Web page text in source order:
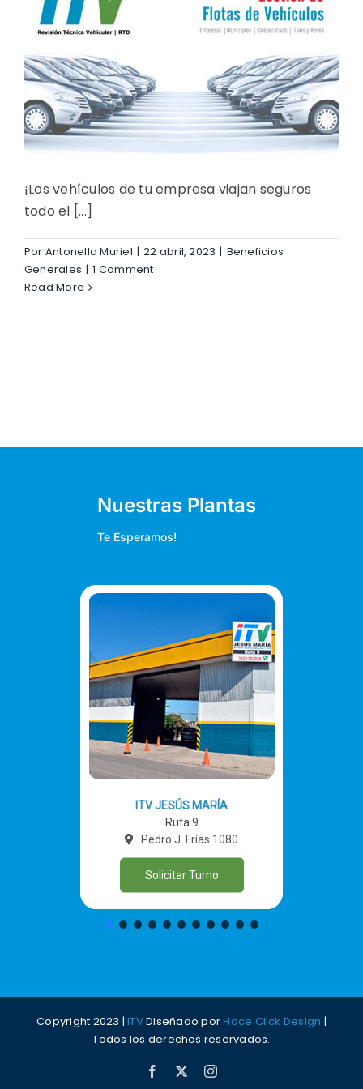
¡Los vehículos de tu empresa viajan seguros
todo el [...]
Por Antonella Muriel | 22 abril, 2023 | Beneficios
Generales | 1 Comment
Read More
Nuestras Plantas
Te Esperamos!
Solicitar Turno
ITV JESÚS MARÍA
Ruta 9
Pedro J. Frías 1080
Copyright 2023 | ITVDiseñado por Hace Click Design |
Todos los derechos reservados.
Facebook
X Instagram